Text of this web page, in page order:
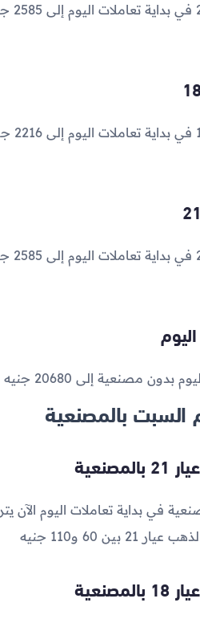
2585
2216
2585
بدون مصنعية إلى 20680
السبت بالمصنعية
60 و110 جنيه